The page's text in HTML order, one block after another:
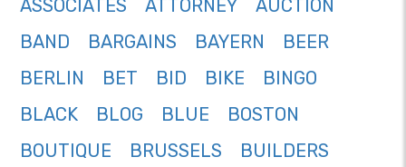
ASSOCIATES
ATTORNEY
AUCTION
BAND
BARGAINS BAYERN
BEER
BERLIN
BET BID BIKE
BINGO
BLACK
BLOG BLUE
BOSTON
BOUTIQUE
BRUSSELS
BUILDERS